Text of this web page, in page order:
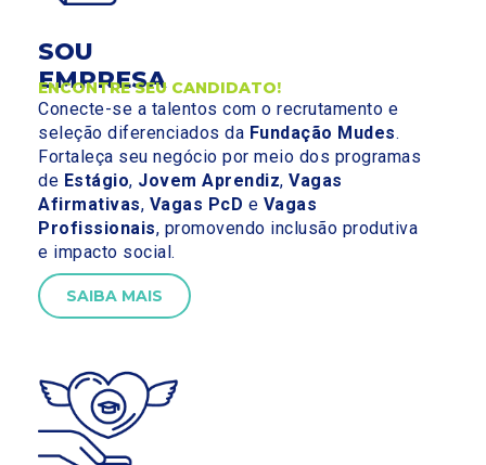
SOU
EMPRESA
ENCONTRE SEU CANDIDATO!
Conecte-se a talentos com o recrutamento e
seleção diferenciados da Fundação Mudes.
Fortaleça seu negócio por meio dos programas
de Estágio, Jovem Aprendiz, Vagas
Afirmativas, Vagas PcD e Vagas
Profissionais, promovendo inclusão produtiva
e impacto social.
SAIBA MAIS